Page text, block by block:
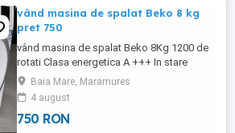
vând masina de spalat Beko 8 kg
pret 750
vând masina de spalat Beko 8Kg 1200 de
rotati Clasa energetica A +++ In stare
perfectă de funcționare pret ușor
negociabil. se probează la fața locului.
Baia Mare, Maramures
4 august
750 RON